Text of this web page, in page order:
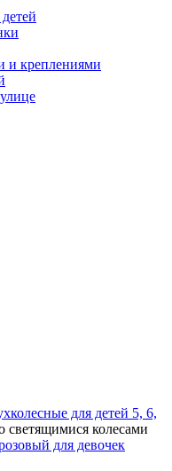
и креплениями
для детей 5, 6,
светящимися колесами